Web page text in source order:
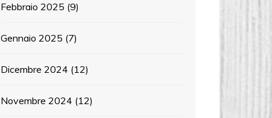
Febbraio 2025 (9)
Gennaio 2025 (7)
Dicembre 2024 (12)
Novembre 2024 (12)